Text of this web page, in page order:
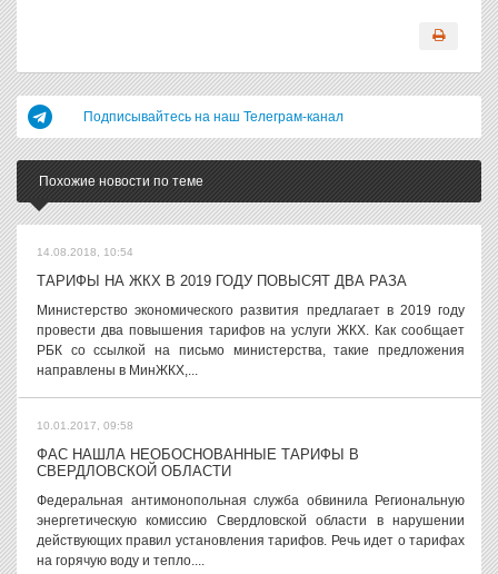
Подписывайтесь на наш Телеграм-канал
Похожие новости по теме
14.08.2018, 10:54
ТАРИФЫ НА ЖКХ В 2019 ГОДУ ПОВЫСЯТ ДВА РАЗА
Министерство экономического развития предлагает в 2019 году
провести два повышения тарифов на услуги ЖКХ. Как сообщает
РБК со ссылкой на письмо министерства, такие предложения
направлены в МинЖКХ,...
10.01.2017, 09:58
ФАС НАШЛА НЕОБОСНОВАННЫЕ ТАРИФЫ В
СВЕРДЛОВСКОЙ ОБЛАСТИ
Федеральная антимонопольная служба обвинила Региональную
энергетическую комиссию Свердловской области в нарушении
действующих правил установления тарифов. Речь идет о тарифах
на горячую воду и тепло....